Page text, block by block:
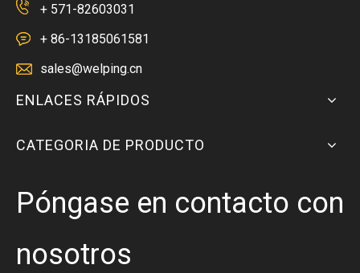
+ 571-82603031
+ 86-13185061581
sales@welping.cn
ENLACES RÁPIDOS
CATEGORIA DE PRODUCTO
Póngase en contacto con
nosotros